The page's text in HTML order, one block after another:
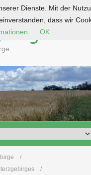
Dienste. Mit der
dass wir
OK